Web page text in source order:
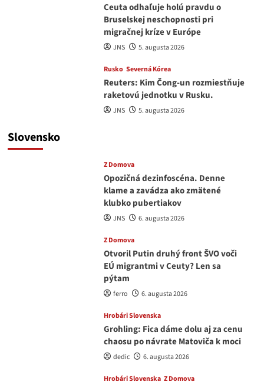
Ceuta odhaľuje holú pravdu o
Bruselskej neschopnosti pri
migračnej kríze v Európe
JNS 5. augusta 2026
Rusko Severná Kórea
Reuters: Kim Čong-un rozmiestňuje
raketovú jednotku v Rusku.
JNS 5. augusta 2026
Slovensko
Z Domova
Opozičná dezinfoscéna. Denne
klame a zavádza ako zmätené
klubko pubertiakov
JNS 6. augusta 2026
Z Domova
Otvoril Putin druhý front ŠVO voči
EÚ migrantmi v Ceuty? Len sa
pýtam
ferro 6. augusta 2026
Hrobári Slovenska
Grohling: Fica dáme dolu aj za cenu
chaosu po návrate Matoviča k moci
dedic 6. augusta 2026
Hrobári Slovenska Z Domova